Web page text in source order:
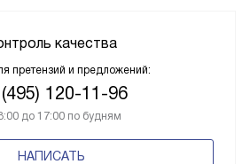
качества
претензий и предложений:
120-11-96
до 17:00 по будням
НАПИСАТЬ